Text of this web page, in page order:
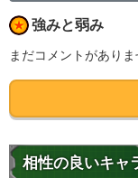
強みと弱み
まだコメントがありま
相性の良いキャ